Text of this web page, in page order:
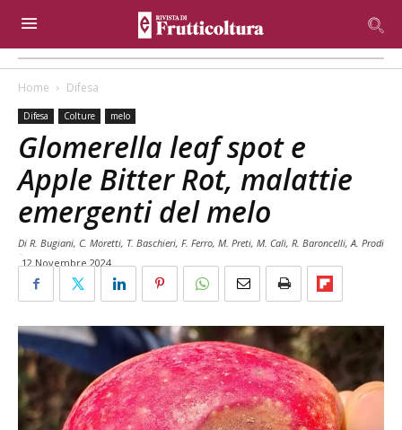
Home Difesa
Difesa Colture melo
Glomerella leaf spot e
Apple Bitter Rot, malattie
emergenti del melo
Di R. Bugiani, C. Moretti, T. Baschieri, F. Ferro, M. Preti, M. Calì, R. Baroncelli, A. Prodi
-
12 Novembre 2024